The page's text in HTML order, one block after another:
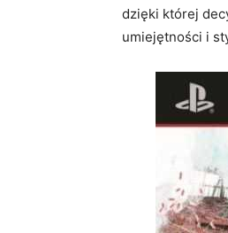
dzięki której
umiejętności i